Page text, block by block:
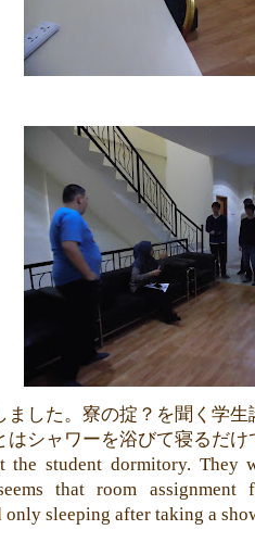
ました。寮の掟？を聞く学
はシャワーを浴びて寝るだけ
the student dormitory. They
that room assignment
only sleeping after taking a